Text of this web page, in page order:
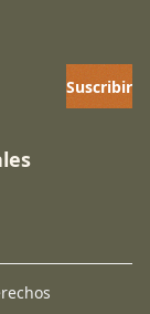
Suscribir